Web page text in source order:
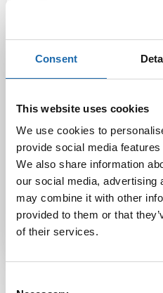
Consent
This website uses cookies
We use cookies to
provide social media
We also share information
our social media, advertising
may combine it with other
provided to them or that
of their services.
Jos matosta täytyy poistaa
eritteistä tai homeesta
hajunpoistaja, joka hajottaa
tekee kohdasta tuoksuttoman,
Twitter
Sini Lehtonen